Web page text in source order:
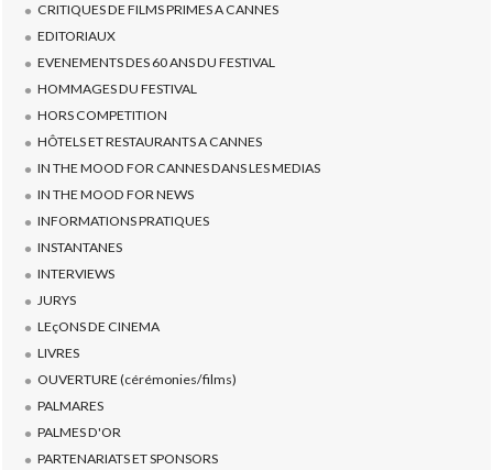
CRITIQUES DE FILMS PRIMES A CANNES
EDITORIAUX
EVENEMENTS DES 60 ANS DU FESTIVAL
HOMMAGES DU FESTIVAL
HORS COMPETITION
HÔTELS ET RESTAURANTS A CANNES
IN THE MOOD FOR CANNES DANS LES MEDIAS
IN THE MOOD FOR NEWS
INFORMATIONS PRATIQUES
INSTANTANES
INTERVIEWS
JURYS
LEçONS DE CINEMA
LIVRES
OUVERTURE (cérémonies/films)
PALMARES
PALMES D'OR
PARTENARIATS ET SPONSORS